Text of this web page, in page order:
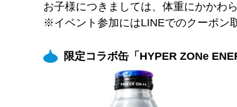
お子様につきましては、体重にかかわ
※イベント参加にはLINEでのクーポン
限定コラボ缶「HYPER ZONe